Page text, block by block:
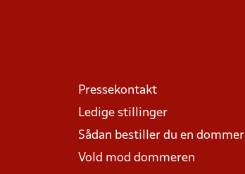
Pressekontakt
Ledige stillinger
Sådan bestiller du en dommer
Vold mod dommeren